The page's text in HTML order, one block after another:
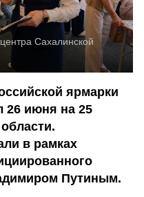
Сахалинской
ярмарки
26 июня на 25
в рамках
Путиным.